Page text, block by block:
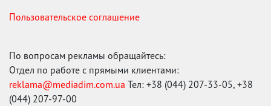
Пользовательское соглашение
По вопросам рекламы обращайтесь:
Отдел по работе с прямыми клиентами:
reklama@mediadim.com.ua Тел: +38 (044) 207-33-05, +38
(044) 207-97-00